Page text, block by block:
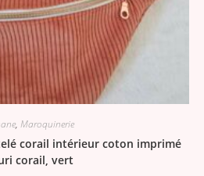
, Maroquinerie
corail intérieur coton imprimé
corail, vert